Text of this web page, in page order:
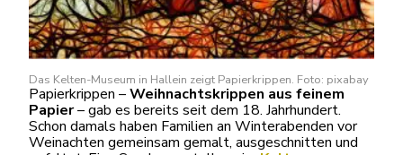
Das Kelten-Museum in Hallein zeigt Papierkrippen. Foto: pixabay
Papierkrippen –Weihnachtskrippen aus feinem
Papier– gab es bereits seit dem 18. Jahrhundert.
Schon damals haben Familien an Winterabenden vor
Weinachten gemeinsam gemalt, ausgeschnitten und